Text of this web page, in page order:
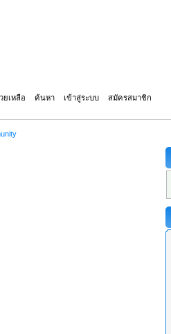
ยเหลือ ค้นหา เข้าสู่ระบบ สมัครสมาชิก